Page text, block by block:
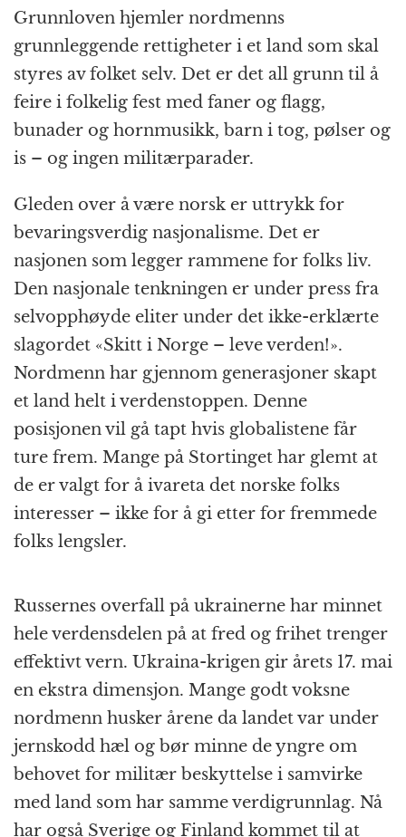
Grunnloven hjemler nordmenns
grunnleggende rettigheter i et land som skal
styres av folket selv. Det er det all grunn til å
feire i folkelig fest med faner og flagg,
bunader og hornmusikk, barn i tog, pølser og
is – og ingen militærparader.
Gleden over å være norsk er uttrykk for
bevaringsverdig nasjonalisme. Det er
nasjonen som legger rammene for folks liv.
Den nasjonale tenkningen er under press fra
selvopphøyde eliter under det ikke-erklærte
slagordet «Skitt i Norge – leve verden!».
Nordmenn har gjennom generasjoner skapt
et land helt i verdenstoppen. Denne
posisjonen vil gå tapt hvis globalistene får
ture frem. Mange på Stortinget har glemt at
de er valgt for å ivareta det norske folks
interesser – ikke for å gi etter for fremmede
folks lengsler.
Russernes overfall på ukrainerne har minnet
hele verdensdelen på at fred og frihet trenger
effektivt vern. Ukraina-krigen gir årets 17. mai
en ekstra dimensjon. Mange godt voksne
nordmenn husker årene da landet var under
jernskodd hæl og bør minne de yngre om
behovet for militær beskyttelse i samvirke
med land som har samme verdigrunnlag. Nå
har også Sverige og Finland kommet til at